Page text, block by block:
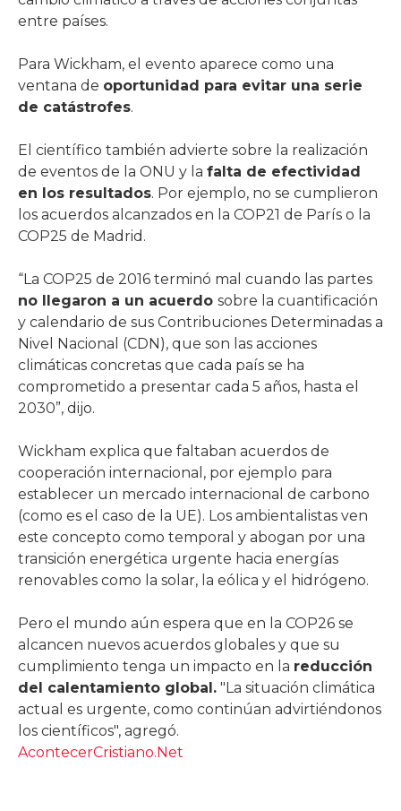
entre países.
Para Wickham, el evento aparece como una
ventana de oportunidad para evitar una serie
de catástrofes.
El científico también advierte sobre la realización
de eventos de la ONU y la falta de efectividad
en los resultados. Por ejemplo, no se cumplieron
los acuerdos alcanzados en la COP21 de París o la
COP25 de Madrid.
“La COP25 de 2016 terminó mal cuando las partes
no llegaron a un acuerdo sobre la cuantificación
y calendario de sus Contribuciones Determinadas a
Nivel Nacional (CDN), que son las acciones
climáticas concretas que cada país se ha
comprometido a presentar cada 5 años, hasta el
2030”, dijo.
Wickham explica que faltaban acuerdos de
cooperación internacional, por ejemplo para
establecer un mercado internacional de carbono
(como es el caso de la UE). Los ambientalistas ven
este concepto como temporal y abogan por una
transición energética urgente hacia energías
renovables como la solar, la eólica y el hidrógeno.
Pero el mundo aún espera que en la COP26 se
alcancen nuevos acuerdos globales y que su
cumplimiento tenga un impacto en la reducción
del calentamiento global. "La situación climática
actual es urgente, como continúan advirtiéndonos
los científicos", agregó.
AcontecerCristiano.Net